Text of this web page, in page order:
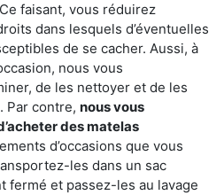
faisant, vous réduirez
dans lesquels d’éventuelles
de se cacher. Aussi, à
nous vous
de les nettoyer et de les
Par contre, nous vous
des matelas
d’occasions que vous
les dans un sac
fermé et passez-les au lavage